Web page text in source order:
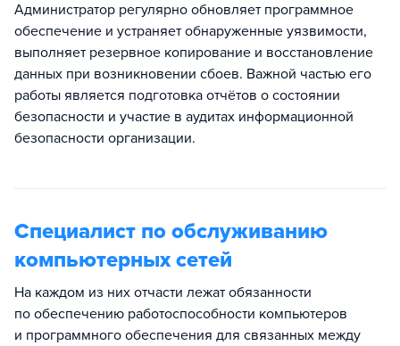
Администратор регулярно обновляет программное
обеспечение и устраняет обнаруженные уязвимости,
выполняет резервное копирование и восстановление
данных при возникновении сбоев. Важной частью его
работы является подготовка отчётов о состоянии
безопасности и участие в аудитах информационной
безопасности организации.
Специалист по обслуживанию
компьютерных сетей
На каждом из них отчасти лежат обязанности
по обеспечению работоспособности компьютеров
и программного обеспечения для связанных между